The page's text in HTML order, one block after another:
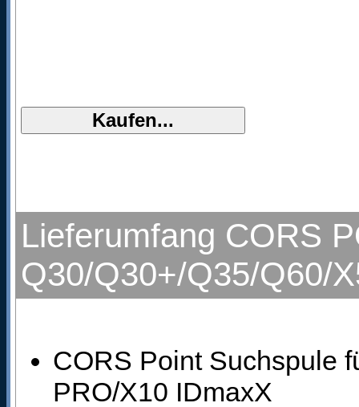
Lieferumfang CORS
Q30/Q30+/Q35/Q60/
CORS Point Suchspule
PRO/X10 IDmaxX